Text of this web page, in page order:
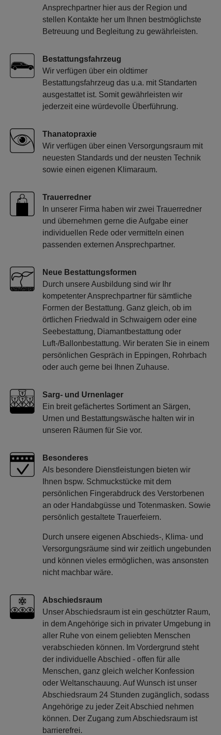
Ansprechpartner hier aus der Region und
stellen Kontakte her um Ihnen bestmöglichste
Betreuung und Begleitung zu gewährleisten.
Bestattungsfahrzeug
Wir verfügen über ein oldtimer
Bestattungsfahrzeug das u.a. mit Standarten
ausgestattet ist. Somit gewährleisten wir
jederzeit eine würdevolle Überführung.
Thanatopraxie
Wir verfügen über einen Versorgungsraum mit
neuesten Standards und der neusten Technik
sowie einen eigenen Klimaraum.
Trauerredner
In unserer Firma haben wir zwei Trauerredner
und übernehmen gerne die Aufgabe einer
individuellen Rede oder vermitteln einen
passenden externen Ansprechpartner.
Neue Bestattungsformen
Durch unsere Ausbildung sind wir Ihr
kompetenter Ansprechpartner für sämtliche
Formen der Bestattung. Ganz gleich, ob im
örtlichen Friedwald in Schwaigern oder eine
Seebestattung, Diamantbestattung oder
Luft-/Ballonbestattung. Wir beraten Sie in einem
persönlichen Gespräch in Eppingen, Rohrbach
oder auch gerne bei Ihnen Zuhause.
Sarg- und Urnenlager
Ein breit gefächertes Sortiment an Särgen,
Urnen und Bestattungswäsche halten wir in
unseren Räumen für Sie vor.
Besonderes
Als besondere Dienstleistungen bieten wir
Ihnen bspw. Schmuckstücke mit dem
persönlichen Fingerabdruck des Verstorbenen
an oder Handabgüsse und Totenmasken. Sowie
persönlich gestaltete Trauerfeiern.
Durch unsere eigenen Abschieds-, Klima- und
Versorgungsräume sind wir zeitlich ungebunden
und können vieles ermöglichen, was ansonsten
nicht machbar wäre.
Abschiedsraum
Unser Abschiedsraum ist ein geschützter Raum,
in dem Angehörige sich in privater Umgebung in
aller Ruhe von einem geliebten Menschen
verabschieden können. Im Vordergrund steht
der individuelle Abschied - offen für alle
Menschen, ganz gleich welcher Konfession
oder Weltanschauung. Auf Wunsch ist unser
Abschiedsraum 24 Stunden zugänglich, sodass
Angehörige zu jeder Zeit Abschied nehmen
können. Der Zugang zum Abschiedsraum ist
barrierefrei.